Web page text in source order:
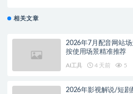
相关文章
2026年7月配音网站
按使用场景精准推荐
AI工具 4 天前 5
2026年影视解说/短剧